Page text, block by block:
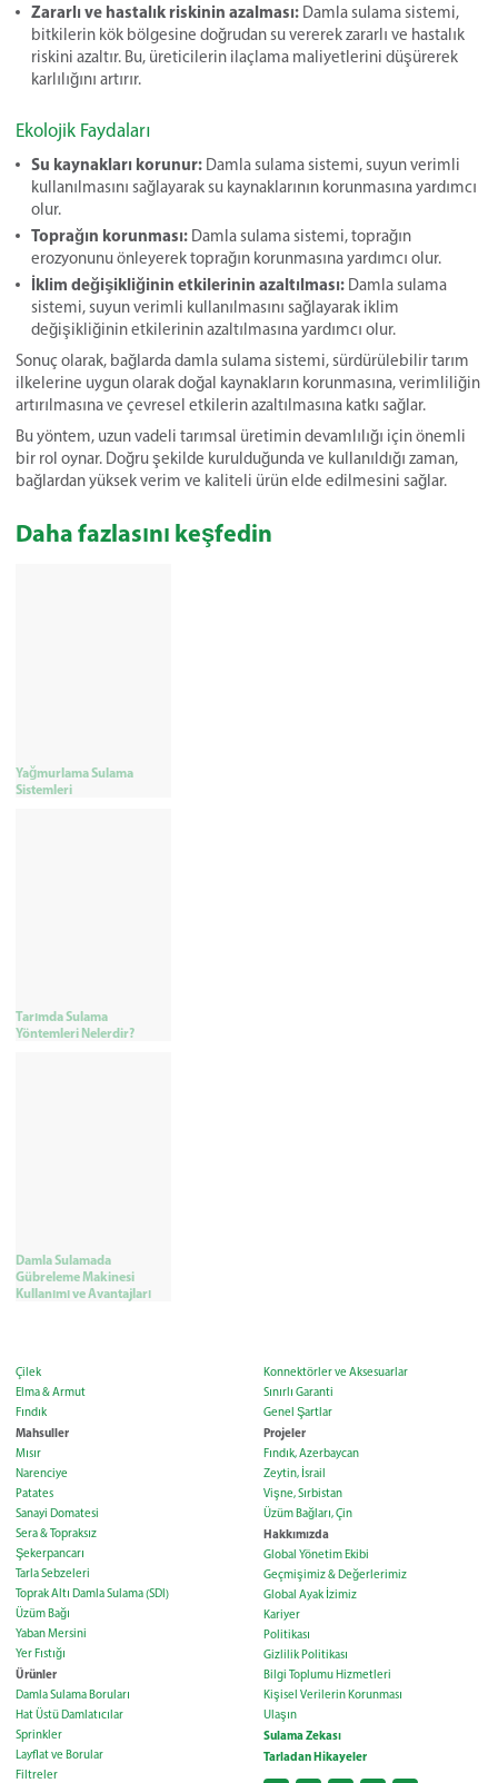
Zararlı ve hastalık riskinin azalması: Damla sulama sistemi,
bitkilerin kök bölgesine doğrudan su vererek zararlı ve hastalık
riskini azaltır. Bu, üreticilerin ilaçlama maliyetlerini düşürerek
karlılığını artırır.
Ekolojik Faydaları
Su kaynakları korunur: Damla sulama sistemi, suyun verimli
kullanılmasını sağlayarak su kaynaklarının korunmasına yardımcı
olur.
Toprağın korunması: Damla sulama sistemi, toprağın
erozyonunu önleyerek toprağın korunmasına yardımcı olur.
İklim değişikliğinin etkilerinin azaltılması: Damla sulama
sistemi, suyun verimli kullanılmasını sağlayarak iklim
değişikliğinin etkilerinin azaltılmasına yardımcı olur.
Sonuç olarak, bağlarda damla sulama sistemi, sürdürülebilir tarım
ilkelerine uygun olarak doğal kaynakların korunmasına, verimliliğin
artırılmasına ve çevresel etkilerin azaltılmasına katkı sağlar.
Bu yöntem, uzun vadeli tarımsal üretimin devamlılığı için önemli
bir rol oynar. Doğru şekilde kurulduğunda ve kullanıldığı zaman,
bağlardan yüksek verim ve kaliteli ürün elde edilmesini sağlar.
Daha fazlasını keşfedin
Yağmurlama Sulama
Sistemleri
Tarımda Sulama
Yöntemleri Nelerdir?
Damla Sulamada
Gübreleme Makinesi
Kullanımı ve Avantajları
Çilek
Elma & Armut
Fındık
Mahsuller
Mısır
Narenciye
Patates
Sanayi Domatesi
Sera & Topraksız
Şekerpancarı
Tarla Sebzeleri
Toprak Altı Damla Sulama (SDI)
Üzüm Bağı
Yaban Mersini
Yer Fıstığı
Ürünler
Damla Sulama Boruları
Hat Üstü Damlatıcılar
Sprinkler
Layflat ve Borular
Filtreler
Konnektörler ve Aksesuarlar
Sınırlı Garanti
Genel Şartlar
Projeler
Fındık, Azerbaycan
Zeytin, İsrail
Vişne, Sırbistan
Üzüm Bağları, Çin
Hakkımızda
Global Yönetim Ekibi
Geçmişimiz & Değerlerimiz
Global Ayak İzimiz
Kariyer
Politikası
Gizlilik Politikası
Bilgi Toplumu Hizmetleri
Kişisel Verilerin Korunması
Ulaşın
Sulama Zekası
Tarladan Hikayeler